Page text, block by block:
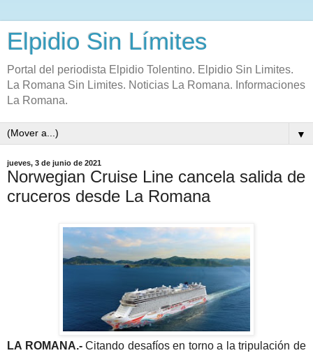
Elpidio Sin Límites
Portal del periodista Elpidio Tolentino. Elpidio Sin Limites.
La Romana Sin Limites. Noticias La Romana. Informaciones
La Romana.
▼
jueves, 3 de junio de 2021
Norwegian Cruise Line cancela salida de
cruceros desde La Romana
LA ROMANA.-Citando desafíos en torno a la tripulación de